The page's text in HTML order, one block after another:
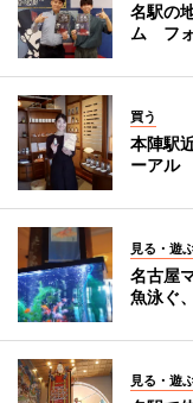
名駅の
ム フ
買う
本陣駅
ーアル
見る・遊
名古屋
魚泳ぐ
見る・遊